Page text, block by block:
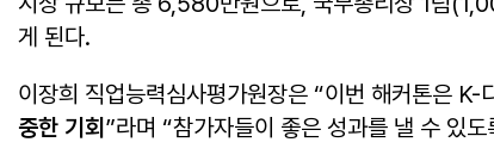
게 된다.
이장희 직업능력심사평가원장은 “이번 해커톤은 K-
중한 기회 ”라며 “참가자들이 좋은 성과를 낼 수 있도